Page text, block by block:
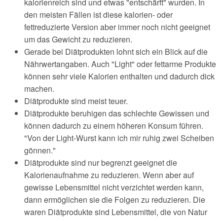
Glyx-Diät - Glykämischer Index Diät
Grapefruit-Diät
Montignac Diät
Wundermittel
Xenical
Gesundheitsrisiko Fett
Fettzusammensetzung der Speisefette
Sesamöl
Sojaöl
Sonnenblumenöl
Weizenkeimöl
den meisten Fällen ist diese kalorien- oder
fettreduzierte Version aber immer noch nicht geeignet
um das Gewicht zu reduzieren.
Gerade bei Diätprodukten lohnt sich ein Blick auf die
Nährwertangaben. Auch "Light" oder fettarme Produkte
können sehr viele Kalorien enthalten und dadurch dick
machen.
Diätprodukte sind meist teuer.
Diätprodukte beruhigen das schlechte Gewissen und
können dadurch zu einem höheren Konsum führen.
"Von der Light-Wurst kann ich mir ruhig zwei Scheiben
gönnen."
Diätprodukte sind nur begrenzt geeignet die
Kalorienaufnahme zu reduzieren. Wenn aber auf
gewisse Lebensmittel nicht verzichtet werden kann,
dann ermöglichen sie die Folgen zu reduzieren. Die
waren Diätprodukte sind Lebensmittel, die von Natur